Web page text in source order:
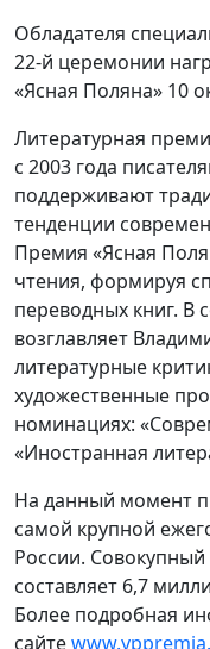
Обладателя
22-й церемонии
«Ясная Поляна» 10
Литературная
с 2003 года
поддерживают
тенденции
Премия «Ясная
чтения, формируя
переводных книг. В
возглавляет
литературные
художественные
номинациях:
«Иностранная
На данный момент
самой крупной
России.
составляет 6,7
Более подробная
сайте